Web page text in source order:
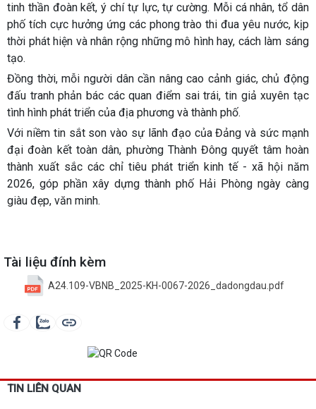
tinh thần đoàn kết, ý chí tự lực, tự cường. Mỗi cá nhân, tổ dân
phố tích cực hưởng ứng các phong trào thi đua yêu nước, kịp
thời phát hiện và nhân rộng những mô hình hay, cách làm sáng
tạo.
Đồng thời, mỗi người dân cần nâng cao cảnh giác, chủ động
đấu tranh phản bác các quan điểm sai trái, tin giả xuyên tạc
tình hình phát triển của địa phương và thành phố.
Với niềm tin sắt son vào sự lãnh đạo của Đảng và sức mạnh
đại đoàn kết toàn dân, phường Thành Đông quyết tâm hoàn
thành xuất sắc các chỉ tiêu phát triển kinh tế - xã hội năm
2026, góp phần xây dựng thành phố Hải Phòng ngày càng
giàu đẹp, văn minh.
Tài liệu đính kèm
A24.109-VBNB_2025-KH-0067-2026_dadongdau.pdf
TIN LIÊN QUAN